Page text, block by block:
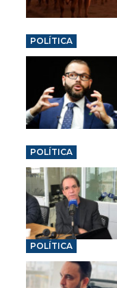
POLÍTICA
POLÍTICA
POLÍTICA